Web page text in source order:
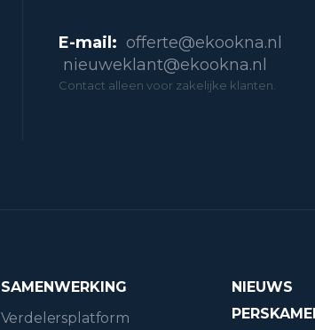
E-mail: offerte@ekookna.nl
nieuweklant@ekookna.nl
Contact alleen voor zakelijke klanten.
SAMENWERKING
Verdelersplatform
NIEUWS